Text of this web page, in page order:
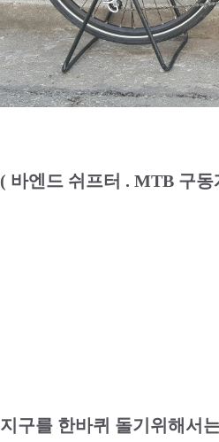
( 바엔드 쉬프터 . MTB 구
지구를 한바퀴 돌기위해서